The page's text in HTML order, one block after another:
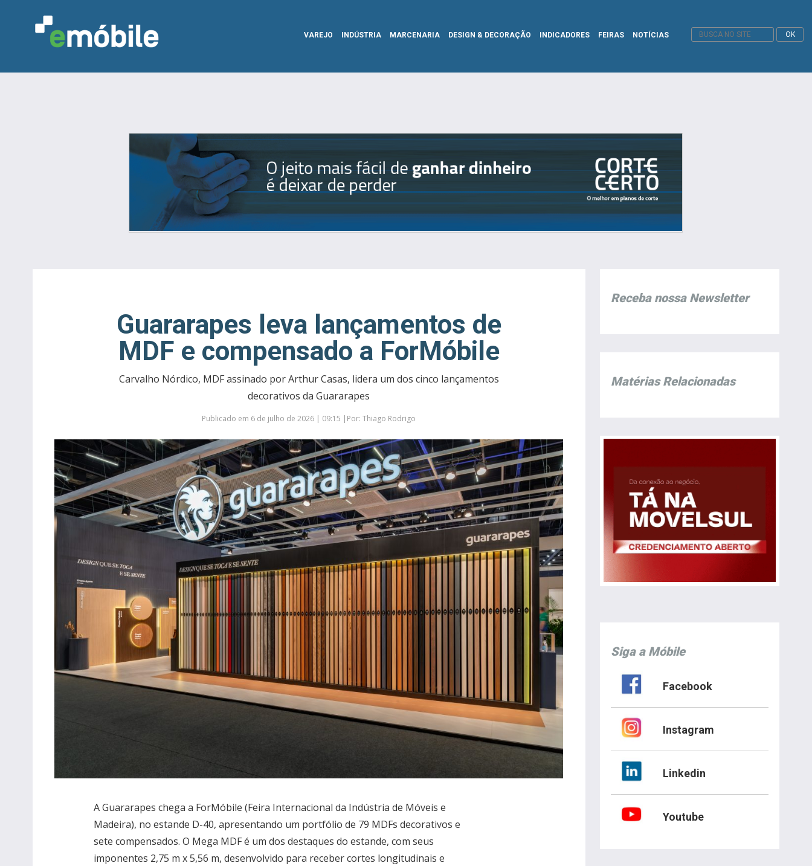
VAREJO INDÚSTRIA MARCENARIA DESIGN & DECORAÇÃO INDICADORES FEIRAS NOTÍCIAS
Guararapes leva lançamentos de
MDF e compensado a ForMóbile
Carvalho Nórdico, MDF assinado por Arthur Casas, lidera um dos cinco lançamentos
decorativos da Guararapes
Publicado em 6 de julho de 2026 | 09:15 |Por: Thiago Rodrigo
A Guararapes chega a ForMóbile (Feira Internacional da Indústria de Móveis e
Madeira), no estande D-40, apresentando um portfólio de 79 MDFs decorativos e
sete compensados. O Mega MDF é um dos destaques do estande, com seus
imponentes 2,75 m x 5,56 m, desenvolvido para receber cortes longitudinais e
Receba nossa Newsletter
Matérias Relacionadas
Siga a Móbile
Facebook
Instagram
Linkedin
Youtube